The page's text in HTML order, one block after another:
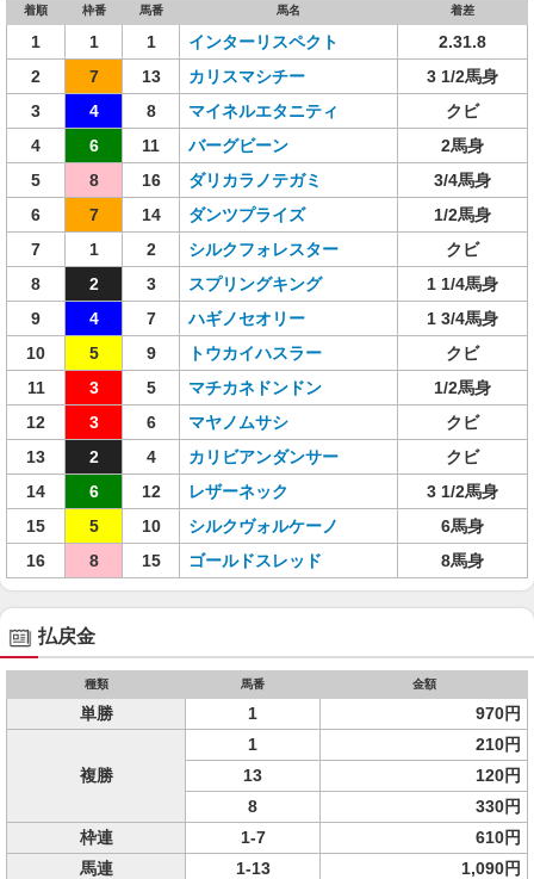
着順 枠番 馬番 馬名 着差
1 1 1 インターリスペクト
2.31.8
2
7 13 カリスマシチー
3 1/2馬身
3
4 8 マイネルエタニティ
クビ
4
6 11 バーグビーン
2馬身
5
8 16 ダリカラノテガミ
3/4馬身
6
7 14 ダンツプライズ
1/2馬身
7
1 2 シルクフォレスター
クビ
8
2 3 スプリングキング
1 1/4馬身
9
4 7 ハギノセオリー
1 3/4馬身
10
5 9 トウカイハスラー
クビ
11
3 5 マチカネドンドン
1/2馬身
12
3 6 マヤノムサシ
クビ
13
2 4 カリビアンダンサー
クビ
14
6 12 レザーネック
3 1/2馬身
15
5 10 シルクヴォルケーノ
6馬身
16
8 15 ゴールドスレッド 8馬身
払戻金
種類 馬番 金額
単勝 1 970円
複勝
1
210円
13
120円
8
330円
枠連
1-7
610円
馬連
1-13 1,090円